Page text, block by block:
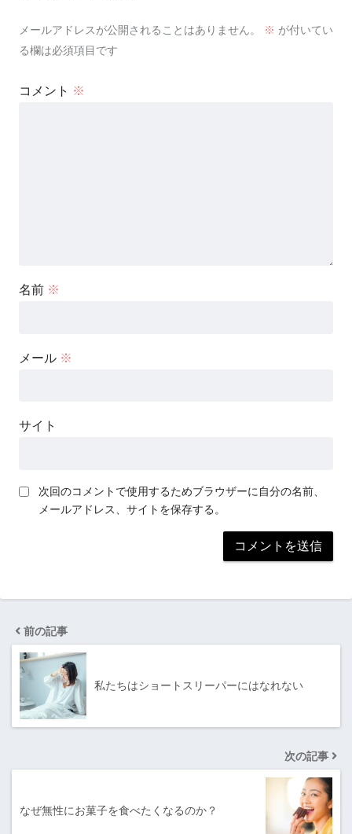
メールアドレスが公開されることはありません。 ※ が付いてい
る欄は必須項目です
コメント ※
名前 ※
メール ※
サイト
次回のコメントで使用するためブラウザーに自分の名前、
メールアドレス、サイトを保存する。
前の記事
私たちはショートスリーパーにはなれない
次の記事
なぜ無性にお菓子を食べたくなるのか？